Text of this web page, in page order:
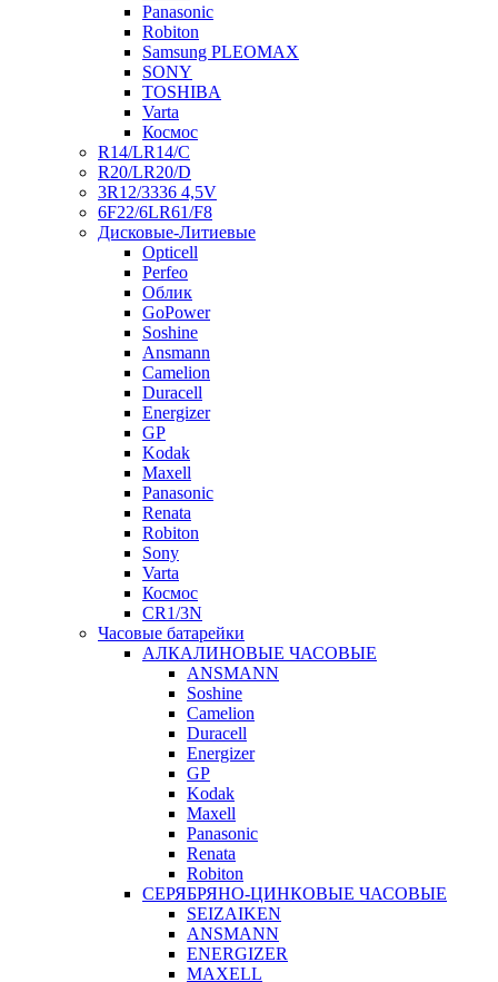
Panasonic
Robiton
Samsung PLEOMAX
SONY
TOSHIBA
Varta
Космос
R14/LR14/C
R20/LR20/D
3R12/3336 4,5V
6F22/6LR61/F8
Дисковые-Литиевые
Opticell
Perfeo
Облик
GoPower
Soshine
Ansmann
Camelion
Duracell
Energizer
GP
Kodak
Maxell
Panasonic
Renata
Robiton
Sony
Varta
Космос
CR1/3N
Часовые батарейки
АЛКАЛИНОВЫЕ ЧАСОВЫЕ
ANSMANN
Soshine
Camelion
Duracell
Energizer
GP
Kodak
Maxell
Panasonic
Renata
Robiton
СЕРЯБРЯНО-ЦИНКОВЫЕ ЧАСОВЫЕ
SEIZAIKEN
ANSMANN
ENERGIZER
MAXELL